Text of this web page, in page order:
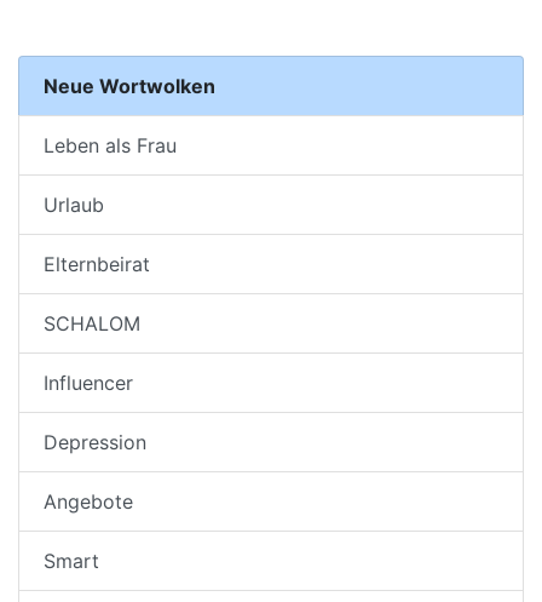
Neue Wortwolken
Leben als Frau
Urlaub
Elternbeirat
SCHALOM
Influencer
Depression
Angebote
Smart